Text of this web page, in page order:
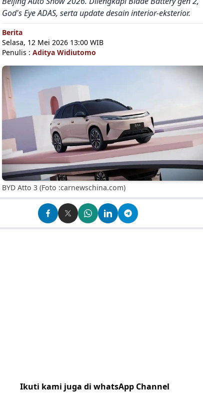
God's Eye ADAS, serta update desain interior-eksterior.
Berita
Selasa, 12 Mei 2026 13:00 WIB
Penulis : Aditya Widiutomo
BYD Atto 3 (Foto :carnewschina.com)
Ikuti kami juga di whatsApp Channel